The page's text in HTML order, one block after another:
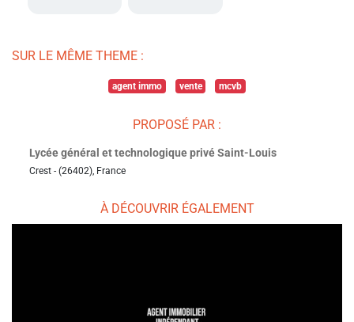
SUR LE MÊME THEME :
agent immo vente mcvb
PROPOSÉ PAR :
Lycée général et technologique privé Saint-Louis
Crest - (26402), France
À DÉCOUVRIR ÉGALEMENT